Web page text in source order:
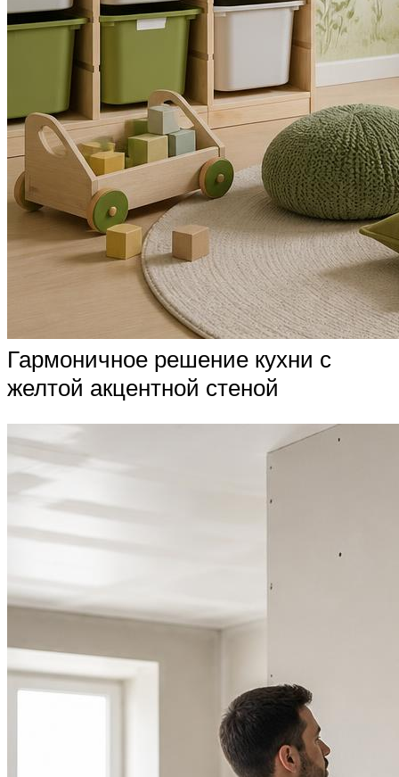
Гармоничное решение кухни с
желтой акцентной стеной